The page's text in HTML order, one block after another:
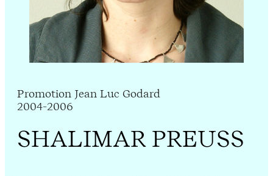
Promotion Jean Luc Godard
2004-2006
SHALIMAR PREUSS